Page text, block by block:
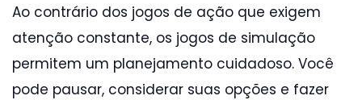
Ao contrário dos jogos de ação que exigem
atenção constante, os jogos de simulação
permitem um planejamento cuidadoso. Você
pode pausar, considerar suas opções e fazer